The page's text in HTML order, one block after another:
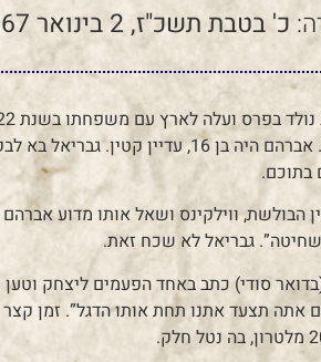
כ' בטבת תשכ"ז, 2 בינואר 1967
בפרס ועלה לארץ עם משפחתו בשנת 1922. בניו,
2 בדצמבר 1941. אברהם היה בן 16,
בתוכם.
הבולשת, ווילקינס ושאל אותו מדוע
גבריאל לא שכח זאת.
סודי) כתב באחד הפעמים ליצחק
אתה תצעד אתנו תחת אותו הדגל”. זמן